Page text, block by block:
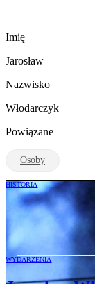
Imię
Jarosław
Nazwisko
Włodarczyk
Powiązane
Osoby
HISTORIA
Protest
książki
WYDARZENIA